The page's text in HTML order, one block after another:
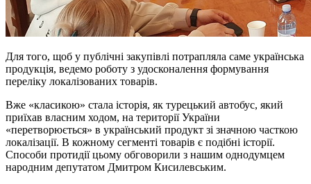
Для того, щоб у публічні закупівлі потрапляла саме українська
продукція, ведемо роботу з удосконалення формування
переліку локалізованих товарів.
Вже «класикою» стала історія, як турецький автобус, який
приїхав власним ходом, на території України
«перетворюється» в український продукт зі значною часткою
локалізації. В кожному сегменті товарів є подібні історії.
Способи протидії цьому обговорили з нашим однодумцем
народним депутатом Дмитром Кисилевським.